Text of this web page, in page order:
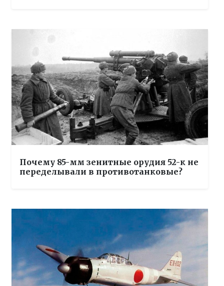
Почему 85-мм зенитные орудия 52-к не
переделывали в противотанковые?